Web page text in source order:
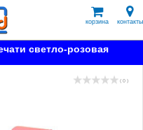
корзина контакты
светло-розовая
( 0 )